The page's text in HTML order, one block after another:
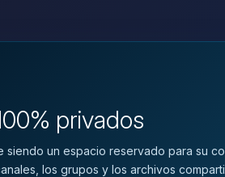
privados
siendo un espacio reservado para su
los grupos y los archivos